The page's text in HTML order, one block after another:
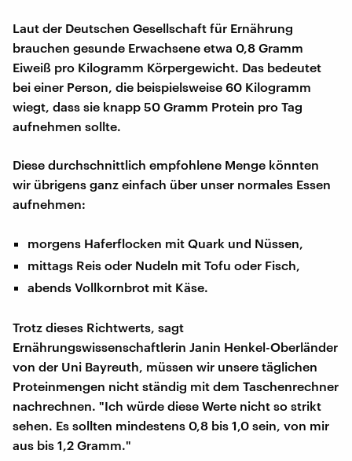
Laut der Deutschen Gesellschaft für Ernährung
brauchen gesunde Erwachsene etwa 0,8 Gramm
Eiweiß pro Kilogramm Körpergewicht. Das bedeutet
bei einer Person, die beispielsweise 60 Kilogramm
wiegt, dass sie knapp 50 Gramm Protein pro Tag
aufnehmen sollte.
Diese durchschnittlich empfohlene Menge könnten
wir übrigens ganz einfach über unser normales Essen
aufnehmen:
morgens Haferflocken mit Quark und Nüssen,
mittags Reis oder Nudeln mit Tofu oder Fisch,
abends Vollkornbrot mit Käse.
Trotz dieses Richtwerts, sagt
Ernährungswissenschaftlerin Janin Henkel-Oberländer
von der Uni Bayreuth, müssen wir unsere täglichen
Proteinmengen nicht ständig mit dem Taschenrechner
nachrechnen. "Ich würde diese Werte nicht so strikt
sehen. Es sollten mindestens 0,8 bis 1,0 sein, von mir
aus bis 1,2 Gramm."